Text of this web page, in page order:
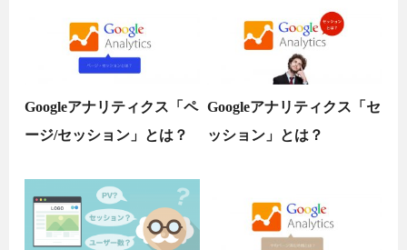
Googleアナリティクス「ペ
ージ/セッション」とは？
Googleアナリティクス「セ
ッション」とは？